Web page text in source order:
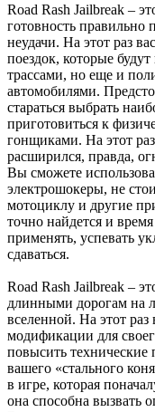
Road Rash Jailbreak –
готовность правильно
неудачи. На этот раз
поездок, которые
трассами, но еще и
автомобилями.
стараться выбрать
приготовиться к
гонщиками. На этот
расширился, правда,
Вы сможете
электрошокеры, не
мотоциклу и другие
точно найдется и
применять, успевать
сдаваться.
Road Rash Jailbreak –
длинными дорогам на
вселенной. На этот
модификации для
повысить технические
вашего «стального
в игре, которая
она способна вызвать